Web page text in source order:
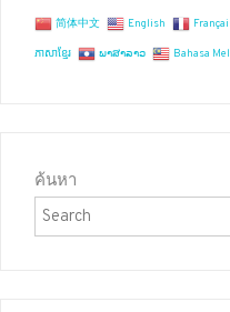
简体中文 English
ភាសាខ្មែរ ພາສາລາວ Bahasa
ค้นหา